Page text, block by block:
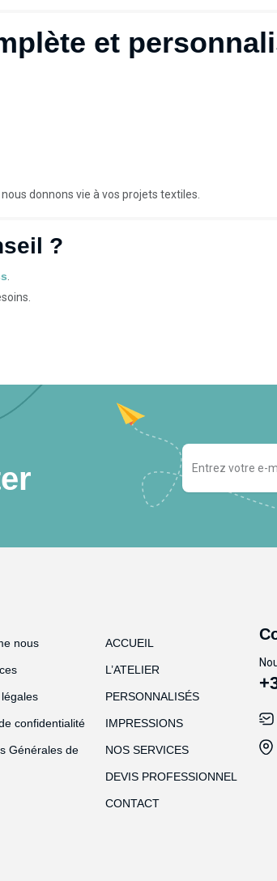
et
nous donnons vie à vos projets textiles.
?
nous
confidentialité
Générales de
ACCUEIL
L’ATELIER
PERSONNALISÉS
IMPRESSIONS
NOS SERVICES
DEVIS PROFESSIONNEL
CONTACT